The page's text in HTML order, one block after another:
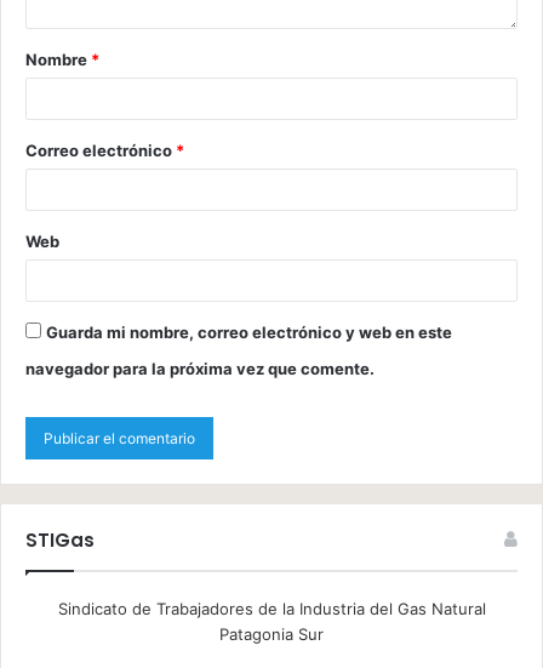
Nombre *
Correo electrónico *
Web
Guarda mi nombre, correo electrónico y web en este
navegador para la próxima vez que comente.
STIGas
Sindicato de Trabajadores de la Industria del Gas Natural
Patagonia Sur